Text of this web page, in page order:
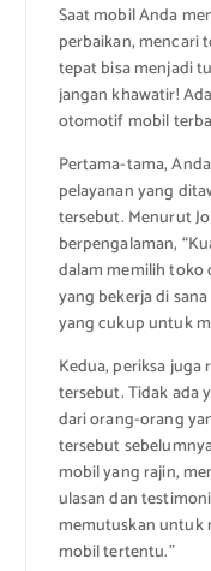
Saat mobil Anda
perbaikan,
tepat bisa menjadi
jangan khawatir!
otomotif mobil
Pertama-tama,
pelayanan yang
tersebut. Menurut
berpengalaman,
dalam memilih
yang bekerja di
yang cukup untuk
Kedua, periksa
tersebut. Tidak ada
dari orang-orang
tersebut
mobil yang rajin,
ulasan dan
memutuskan untuk
mobil tertentu.”